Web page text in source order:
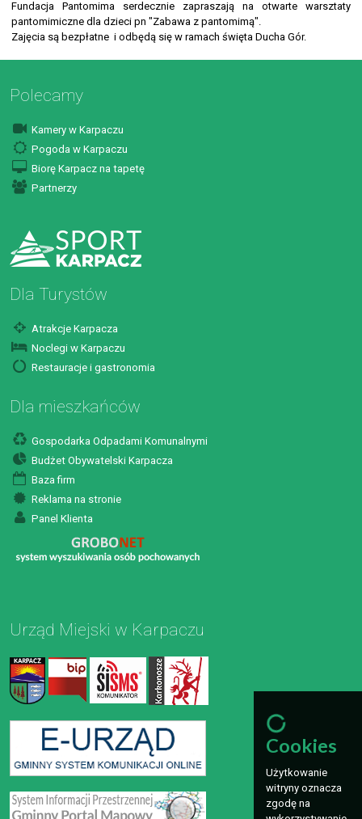
Fundacja Pantomima serdecznie zapraszają na otwarte warsztaty
pantomimiczne dla dzieci pn "Zabawa z pantomimą".
Zajęcia są bezpłatne i odbędą się w ramach święta Ducha Gór.
Polecamy
Kamery w Karpaczu
Pogoda w Karpaczu
Biorę Karpacz na tapetę
Partnerzy
Dla Turystów
Atrakcje Karpacza
Noclegi w Karpaczu
Restauracje i gastronomia
Dla mieszkańców
Gospodarka Odpadami Komunalnymi
Budżet Obywatelski Karpacza
Baza firm
Reklama na stronie
Panel Klienta
Urząd Miejski w Karpaczu
Cookies
Użytkowanie
witryny oznacza
zgodę na